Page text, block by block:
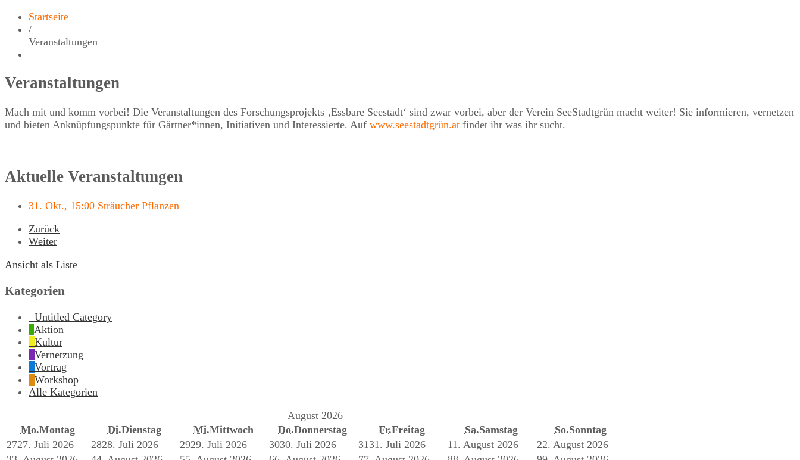
Startseite
/
Veranstaltungen
Veranstaltungen
Mach mit und komm vorbei! Die Veranstaltungen des Forschungsprojekts ‚Essbare Seestadt‘ sind zwar vorbei, aber der Verein SeeStadtgrün macht weiter! Sie informieren, vernetzen
und bieten Anknüpfungspunkte für Gärtner*innen, Initiativen und Interessierte. Auf www.seestadtgrün.at findet ihr was ihr sucht.
Aktuelle Veranstaltungen
31. Okt., 15:00 Sträucher Pflanzen
Zurück
Weiter
Ansicht als Liste
Kategorien
Untitled Category
Aktion
Kultur
Vernetzung
Vortrag
Workshop
Alle Kategorien
August 2026
Mo.Montag Di.Dienstag Mi.Mittwoch Do.Donnerstag Fr.Freitag Sa.Samstag So.Sonntag
2727. Juli 2026 2828. Juli 2026 2929. Juli 2026 3030. Juli 2026 31 31. Juli 2026 11. August 2026 22. August 2026